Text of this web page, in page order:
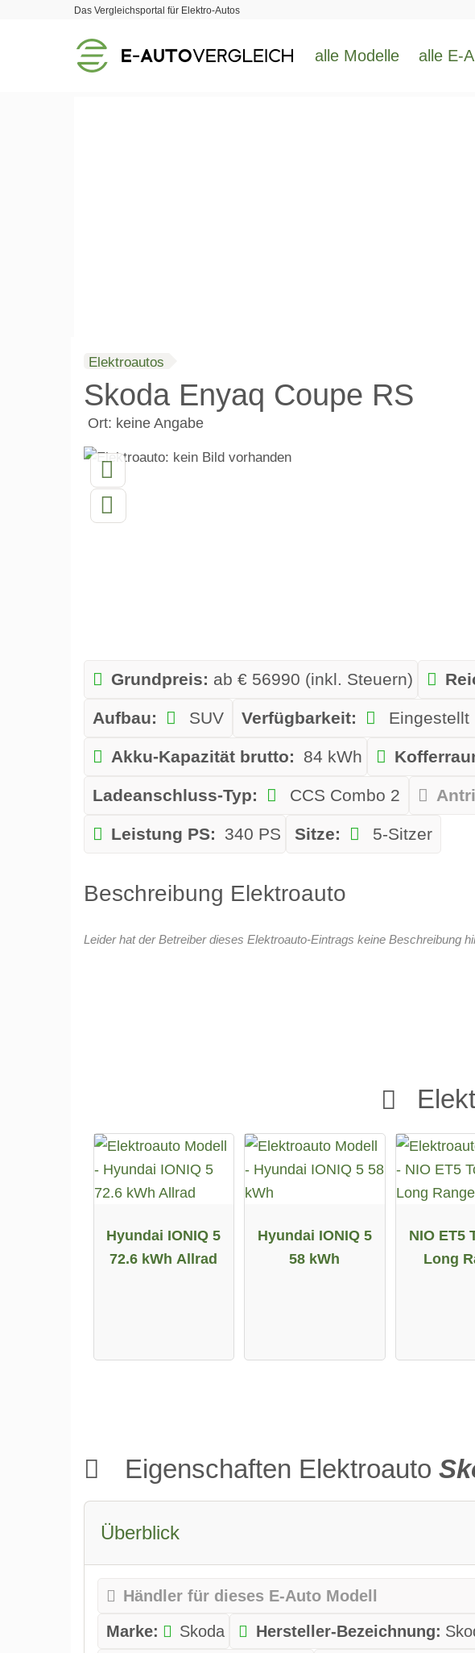
Das Vergleichsportal für Elektro-Autos
alle Modelle alle E-
Elektroautos
Skoda Enyaq Coupe RS
Ort: keine Angabe
Grundpreis: ab € 56990 (inkl. Steuern)
Aufbau:
SUV Verfügbarkeit:
Eingestellt
Akku-Kapazität brutto: 84 kWh
Ladeanschluss-Typ:
CCS Combo 2
Leistung PS: 340 PS Sitze: 5-Sitzer
Beschreibung Elektroauto
Leider hat der Betreiber dieses Elektroauto-Eintrags keine Beschreibung
Hyundai IONIQ 5
72.6 kWh Allrad
Hyundai IONIQ 5
58 kWh
NIO ET5
Long
Eigenschaften Elektroauto
Überblick
Händler für dieses E-Auto Modell
Marke:
Skoda Hersteller-Bezeichnung: